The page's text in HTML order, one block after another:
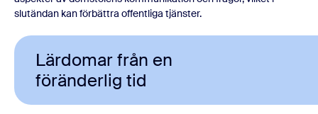
slutändan kan förbättra offentliga tjänster.
Lärdomar från en
föränderlig tid